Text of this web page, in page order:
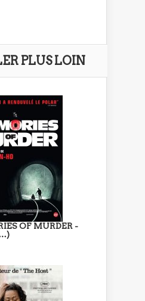
PLUS LOIN
OF MURDER -